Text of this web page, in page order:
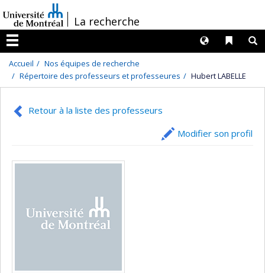
au
contenu
/La recherche
Menu
Liens
Langues
Accueil
Nos équipes de recherche
Répertoire des professeurs et professeures
Hubert LABELLE
Retour à la liste des professeurs
Modifier son profil